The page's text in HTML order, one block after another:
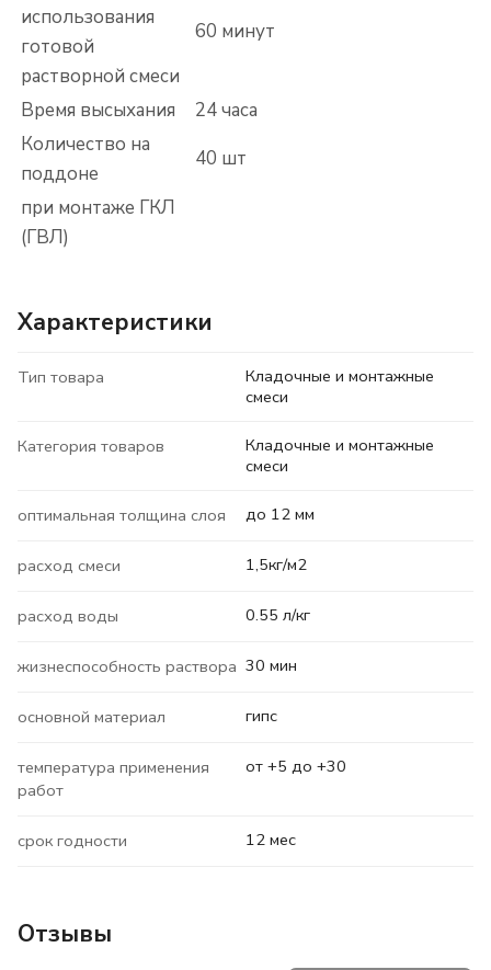
использования
готовой
растворной смеси
60 минут
Время высыхания
24 часа
Количество на
поддоне
40 шт
при монтаже ГКЛ
(ГВЛ)
Характеристики
Тип товара
Кладочные и монтажные
смеси
Категория товаров
Кладочные и монтажные
смеси
оптимальная толщина слоя до 12 мм
расход смеси 1,5кг/м2
расход воды 0.55 л/кг
жизнеспособность раствора 30 мин
основной материал гипс
температура применения
работ
от +5 до +30
срок годности 12 мес
Отзывы